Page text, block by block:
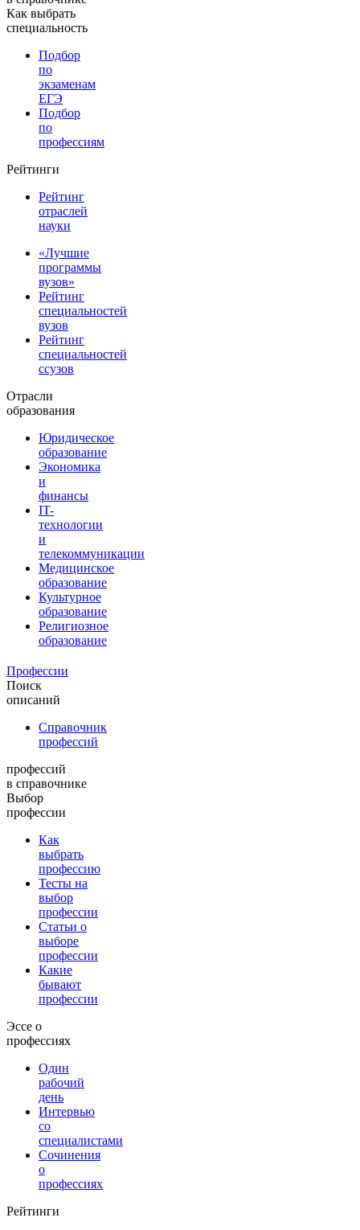
Как выбрать
специальность
Подбор
по
экзаменам
ЕГЭ
Подбор
по
профессиям
Рейтинги
Рейтинг
отраслей
науки
«Лучшие
программы
вузов»
Рейтинг
специальностей
вузов
Рейтинг
специальностей
ссузов
Отрасли
образования
Юридическое
образование
Экономика
и
финансы
IT-
технологии
и
телекоммуникации
Медицинское
образование
Культурное
образование
Религиозное
образование
Профессии
Поиск
описаний
Справочник
профессий
профессий
в справочнике
Выбор
профессии
Как
выбрать
профессию
Тесты на
выбор
профессии
Статьи о
выборе
профессии
Какие
бывают
профессии
Эссе о
профессиях
Один
рабочий
день
Интервью
со
специалистами
Сочинения
о
профессиях
Рейтинги